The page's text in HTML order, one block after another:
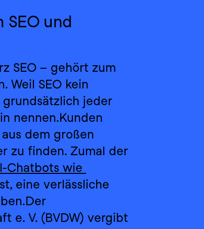
SEO und
SEO – gehört zum
Weil SEO kein
jeder
nennen.Kunden
dem großen
zu finden. Zumal der
Chatbots wie
eine verlässliche
e. V. (BVDW) vergibt